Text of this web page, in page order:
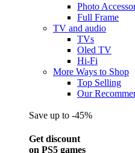
Photo
Full Frame
TV and audio
TVs
Oled TV
Hi-Fi
More Ways to Shop
Top Selling
Our
Save up to -45%
Get discount
on PS5 games